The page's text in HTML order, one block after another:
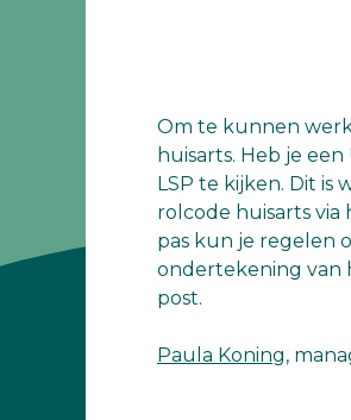
Om te kunnen
huisarts. Heb je
LSP te kijken. Dit is
rolcode huisarts via
pas kun je regelen
ondertekening van
post.
Paula Koning,